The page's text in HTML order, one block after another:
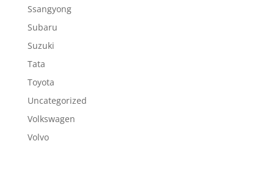
Ssangyong
Subaru
Suzuki
Tata
Toyota
Uncategorized
Volkswagen
Volvo